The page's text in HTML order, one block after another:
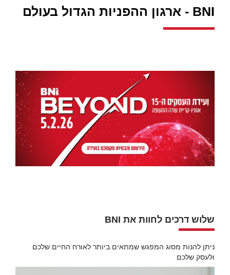
BNI - ארגון ההפניות הגדול בעולם
שלוש דרכים לחוות את BNI
ניתן להנות מסוג המפגש שמתאים ביותר לאורח החיים שלכם
ולעסק שלכם